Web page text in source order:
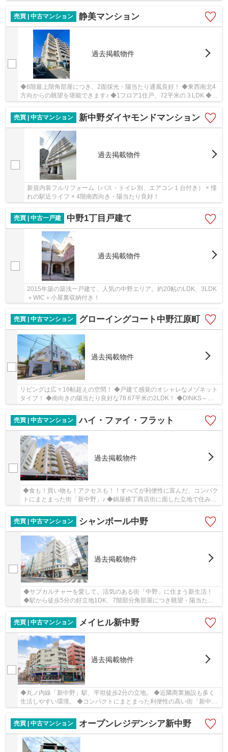
売買 | 中古マンション
静美マンション
過去掲載物件
◆8階最上階角部屋につき、2面採光・陽当たり通風良好！ ◆東西南北4
方向からの眺望を堪能できます♪ ◆1フロア1住戸、72平米の３LDK ◆室
売買 | 中古マンション
新中野ダイヤモンドマンション
過去掲載物件
新規内装フルリフォーム（バス・トイレ別、エアコン１台付き） × 憧
れの駅近ライフ × 4階南西向き・陽当たり良好！
売買 | 中古一戸建 中野1丁目戸建て
過去掲載物件
2015年築の築浅一戸建て、人気の中野エリア。約20帖のLDK、3LDK
＋WIC＋小屋裏収納付き！
売買 | 中古マンション グローイングコート中野江原町
過去掲載物件
リビングは広々16帖超えの空間！ ◆戸建て感覚のオシャレなメゾネット
タイプ！ ◆南向きの陽当たり良好な78.67平米の2LDK！ ◆DINKS～フ
売買 | 中古マンション
ハイ・ファイ・フラット
過去掲載物件
◆食も！買い物も！アクセスも！！すべてが利便性に富んだ、コンパク
トにまとまった街「新中野」♪ ◆鍋屋横丁商店街に面した立地で住みや
売買 | 中古マンション
シャンボール中野
過去掲載物件
◆サブカルチャーを愛して。活気のある街「中野」に住まう新生活！
◆駅から徒歩5分の好立地1DK、7階部分角部屋につき眺望・陽当た
売買 | 中古マンション
メイヒル新中野
過去掲載物件
◆丸ノ内線「新中野」駅、平坦徒歩2分の立地。 ◆近隣商業施設も多く
生活しやすい環境。 ◆コンパクトにまとまった利便性の高い街「新中
売買 | 中古マンション
オープンレジデンシア新中野